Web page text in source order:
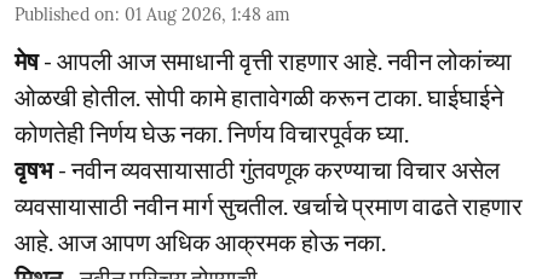
Published on: 01 Aug 2026, 1:48 am
मेष- आपली आज समाधानी वृत्ती राहणार आहे. नवीन लोकांच्या
ओळखी होतील. सोपी कामे हातावेगळी करून टाका. घाईघाईने
कोणतेही निर्णय घेऊ नका. निर्णय विचारपूर्वक घ्या.
वृषभ- नवीन व्यवसायासाठी गुंतवणूक करण्याचा विचार असेल
व्यवसायासाठी नवीन मार्ग सुचतील. खर्चाचे प्रमाण वाढते राहणार
आहे. आज आपण अधिक आक्रमक होऊ नका.